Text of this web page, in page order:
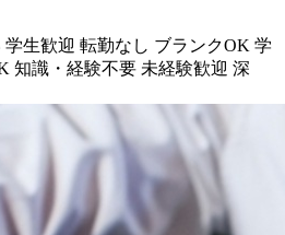
学生歓迎 転勤なし ブランクOK 学
知識・経験不要 未経験歓迎 深